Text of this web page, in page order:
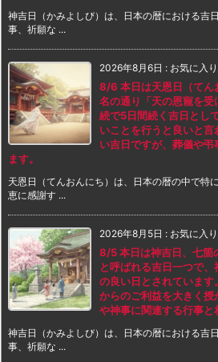
神吉日（かみよしび）は、日本の暦における吉
事、祈願な ...
2026年8月6日 : お気に入り
8/6 本日は天恩日（てん
名の通り「天の恩寵を
続で5日間続く吉日とし
いことを行うと良いと
い吉日ですが、葬儀や
ます。
天恩日（てんおんにち）は、日本の暦の中で特
恵に感謝す ...
2026年8月5日 : お気に入り
8/5 本日は神吉日、七箇
と呼ばれる吉日一つで
の良い日とされていま
からのご利益を大きく
や神事に関連する行事と
神吉日（かみよしび）は、日本の暦における吉
事、祈願な ...